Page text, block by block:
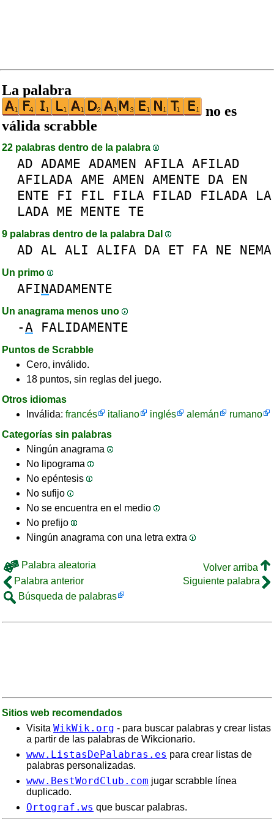
La palabra
no es
válida scrabble
22 palabras dentro de la palabra
AD ADAME ADAMEN AFILA AFILAD
AFILADA AME AMEN AMENTE DA EN
ENTE
FI FIL FILA FILAD FILADA LA
LADA ME MENTE TE
9 palabras dentro de la palabra DaI
AD AL ALI ALIFA DA ET FA NE NEMA
Un primo
AFINADAMENTE
Un anagrama menos uno
-A FALIDAMENTE
Puntos de Scrabble
Cero, inválido.
18 puntos, sin reglas del juego.
Otros idiomas
Inválida: francés italiano inglés alemán
rumano
Categorías sin palabras
Ningún anagrama
No lipograma
No epéntesis
No sufijo
No se encuentra en el medio
No prefijo
Ningún anagrama con una letra extra
Palabra aleatoria
Volver arriba
Palabra anterior
Siguiente palabra
Búsqueda de palabras
Sitios web recomendados
Visita WikWik.org - para buscar palabras y crear listas
a partir de las palabras de Wikcionario.
www.ListasDePalabras.es para crear listas de
palabras personalizadas.
www.BestWordClub.com jugar scrabble línea
duplicado.
Ortograf.ws que buscar palabras.